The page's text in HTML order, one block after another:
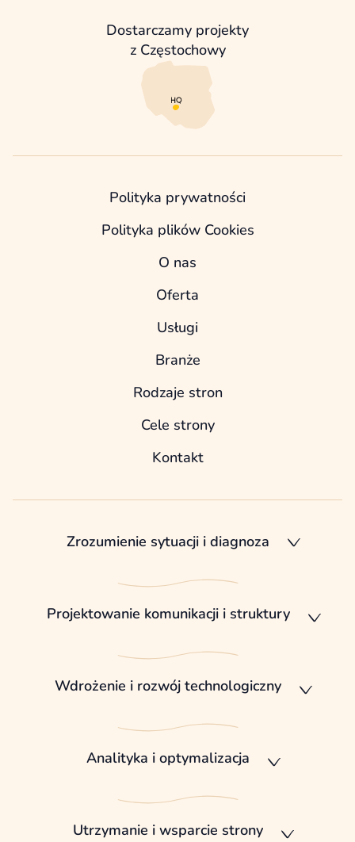
Dostarczamy projekty
z Częstochowy
Polityka prywatności
Polityka plików Cookies
O nas
Oferta
Usługi
Branże
Rodzaje stron
Cele strony
Kontakt
Zrozumienie sytuacji i diagnoza
Projektowanie komunikacji i struktury
Wdrożenie i rozwój technologiczny
Analityka i optymalizacja
Utrzymanie i wsparcie strony